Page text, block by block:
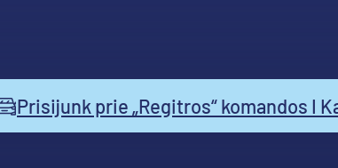
Prisijunk prie „Regitros“ komandos I